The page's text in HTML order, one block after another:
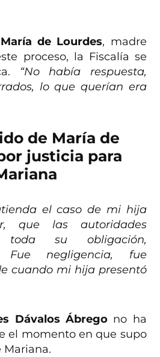
María de Lourdes, madre
proceso, la Fiscalía se
“No había respuesta,
lo que querían era
de María de
justicia para
el caso de mi hija
que las autoridades
su obligación,
Fue negligencia, fue
cuando mi hija presentó
Dávalos Ábregono ha
el momento en que supo